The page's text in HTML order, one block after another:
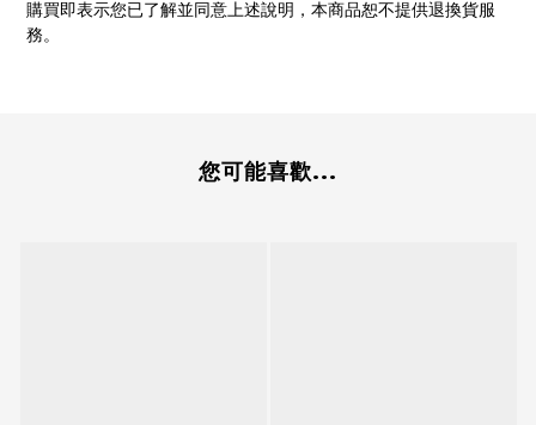
購買即表示您已了解並同意上述說明，本商品恕不提供退換貨服
務。
您可能喜歡...